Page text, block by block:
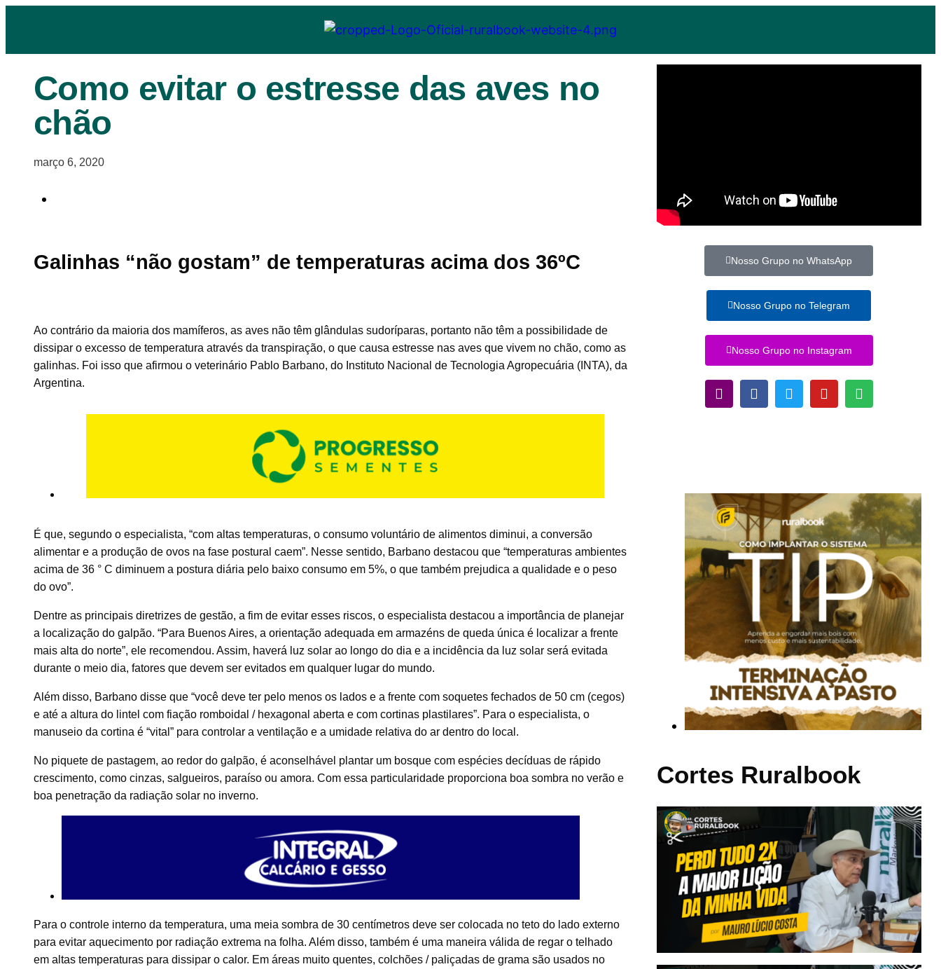
Como evitar o estresse das aves no
chão
março 6, 2020
Galinhas “não gostam” de temperaturas acima dos 36ºC
Ao contrário da maioria dos mamíferos, as aves não têm glândulas sudoríparas, portanto não têm a possibilidade de
dissipar o excesso de temperatura através da transpiração, o que causa estresse nas aves que vivem no chão, como as
galinhas. Foi isso que afirmou o veterinário Pablo Barbano, do Instituto Nacional de Tecnologia Agropecuária (INTA), da
Argentina.
É que, segundo o especialista, “com altas temperaturas, o consumo voluntário de alimentos diminui, a conversão
alimentar e a produção de ovos na fase postural caem”. Nesse sentido, Barbano destacou que “temperaturas ambientes
acima de 36 ° C diminuem a postura diária pelo baixo consumo em 5%, o que também prejudica a qualidade e o peso
do ovo”.
Dentre as principais diretrizes de gestão, a fim de evitar esses riscos, o especialista destacou a importância de planejar
a localização do galpão. “Para Buenos Aires, a orientação adequada em armazéns de queda única é localizar a frente
mais alta do norte”, ele recomendou. Assim, haverá luz solar ao longo do dia e a incidência da luz solar será evitada
durante o meio dia, fatores que devem ser evitados em qualquer lugar do mundo.
Além disso, Barbano disse que “você deve ter pelo menos os lados e a frente com soquetes fechados de 50 cm (cegos)
e até a altura do lintel com fiação romboidal / hexagonal aberta e com cortinas plastilares”. Para o especialista, o
manuseio da cortina é “vital” para controlar a ventilação e a umidade relativa do ar dentro do local.
No piquete de pastagem, ao redor do galpão, é aconselhável plantar um bosque com espécies decíduas de rápido
crescimento, como cinzas, salgueiros, paraíso ou amora. Com essa particularidade proporciona boa sombra no verão e
boa penetração da radiação solar no inverno.
Para o controle interno da temperatura, uma meia sombra de 30 centímetros deve ser colocada no teto do lado externo
para evitar aquecimento por radiação extrema na folha. Além disso, também é uma maneira válida de regar o telhado
em altas temperaturas para dissipar o calor. Em áreas muito quentes, colchões / paliçadas de grama são usados no
Nosso Grupo no WhatsApp
Nosso Grupo no Telegram
Nosso Grupo no Instagram
Cortes Ruralbook